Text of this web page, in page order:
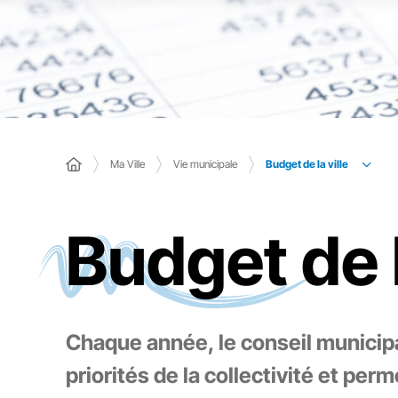
Ma Ville Vie municipale Budget de la ville
Budget de
Chaque année, le conseil
priorités de la collectivité et